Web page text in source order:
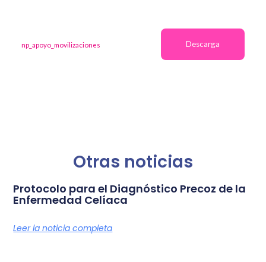
np_apoyo_movilizaciones Descarga
Otras noticias
Protocolo para el Diagnóstico Precoz de la
Enfermedad Celíaca
Leer la noticia completa